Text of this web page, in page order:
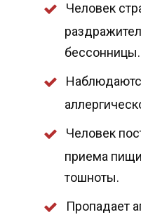
Человек
бессонницы.
Человек
приема
тошноты.
Пропадает